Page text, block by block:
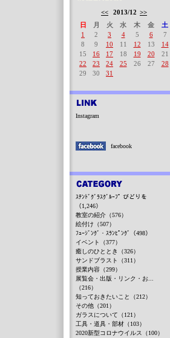
<< 2013/12 >>
日
月 火 水 木 金
土
1
2 3 4 5 6
7
8
9 10 11 12 13
14
15
16 17 18 19 20
21
22
23 24 25 26 27
28
29
30 31
Instagram
facebook
ｽﾃﾝﾄﾞｸﾞﾗｽｸﾞﾙｰﾌﾟ びどりを
（1,246）
教室の紹介（576）
絵付け（507）
ﾌｭｰｼﾞﾝｸﾞ・ｽﾗﾝﾋﾟﾝｸﾞ（498）
イベント（377）
癒しのひととき（326）
サンドブラスト（311）
授業内容（299）
展覧会・出版・リンク・お...
（216）
知っておきたいこと（212）
その他（201）
ガラスについて（121）
工具・道具・部材（103）
2020新型コロナウイルス（100）